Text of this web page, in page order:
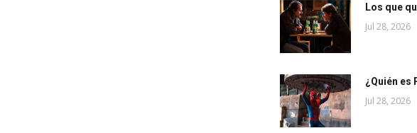
Los que
Jul 28, 2026
¿Quién es
Jul 28, 2026